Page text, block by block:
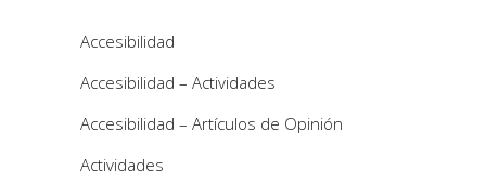
Accesibilidad
Accesibilidad – Actividades
Accesibilidad – Artículos de Opinión
Actividades